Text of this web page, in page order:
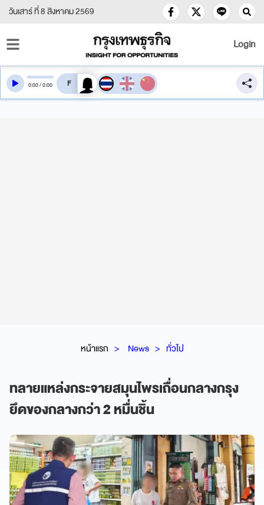
วันเสาร์ ที่ 8 สิงหาคม 2569
Login
หน้าแรก News ทั่วไป
ทลายแหล่งกระจายสมุนไพรเถื่อนกลางกรุง
ยึดของกลางกว่า 2 หมื่นชิ้น
0:00/0:00 สลับเสียงอ่าน